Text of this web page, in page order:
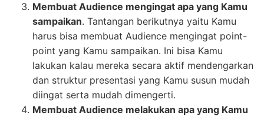
Membuat Audience mengingat apa yang Kamu
sampaikan. Tantangan berikutnya yaitu Kamu
harus bisa membuat Audience mengingat point-
point yang Kamu sampaikan. Ini bisa Kamu
lakukan kalau mereka secara aktif mendengarkan
dan struktur presentasi yang Kamu susun mudah
diingat serta mudah dimengerti.
Membuat Audience melakukan apa yang Kamu